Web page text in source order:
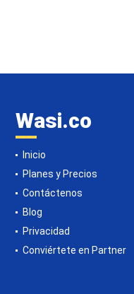
Wasi.co
Inicio
Planes y Precios
Contáctenos
Blog
Privacidad
Conviértete en Partner